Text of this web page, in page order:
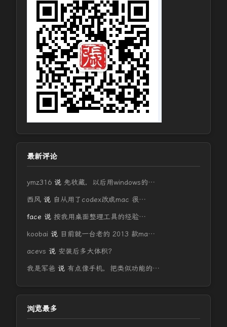
最新评论
ymz316 说 先收藏，以后用windows的…
西风 说 自从用了codex改成mac 很…
face 说 按我用桌面整理工具的经验…
koobai 说 目前就一台老的 2013 款ma…
acevs 说 安装后多大体积？
我是军爸 说 有点像手机，把类似功能的…
浏览最多